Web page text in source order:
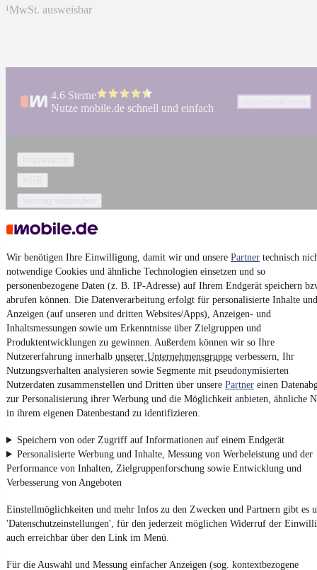
Wir benötigen Ihre Einwilligung, damit wir und unsere Partner technisch
notwendige Cookies und ähnliche Technologien einsetzen und so
personenbezogene Daten (z. B. IP-Adresse) auf Ihrem Endgerät speichern
abrufen können. Die Datenverarbeitung erfolgt für personalisierte Inhalte und
Anzeigen (auf unseren und dritten Websites/Apps), Anzeigen- und
Inhaltsmessungen sowie um Erkenntnisse über Zielgruppen und
Produktentwicklungen zu gewinnen. Außerdem können wir so Ihre
Nutzererfahrung innerhalb unserer Unternehmensgruppe verbessern, Ihr
Nutzungsverhalten analysieren sowie Segmente mit pseudonymisierten
Nutzerdaten zusammenstellen und Dritten über unsere Partner einen
zur Personalisierung ihrer Werbung und die Möglichkeit anbieten, ähnliche
in ihrem eigenen Datenbestand zu identifizieren.
Speichern von oder Zugriff auf Informationen auf einem Endgerät
Personalisierte Werbung und Inhalte, Messung von Werbeleistung und der
Performance von Inhalten, Zielgruppenforschung sowie Entwicklung und
Verbesserung von Angeboten
Einstellmöglichkeiten und mehr Infos zu den Zwecken und Partnern gibt es
'Datenschutzeinstellungen', für den jederzeit möglichen Widerruf der
auch erreichbar über den Link im Menü.
Für die Auswahl und Messung einfacher Anzeigen (sog. kontextbezogene
¹MwSt. ausweisbar
4.6 Sterne
Nutze mobile.de schnell und einfach
Datenschutz
Erklärung zur Barrierefreiheit
Report Security Vulnerability (English)
Powered by
Noch mehr neue Autosunterschiedlicher Marken, auch als
Leasing-Angebote , gibt es bei mobile.de